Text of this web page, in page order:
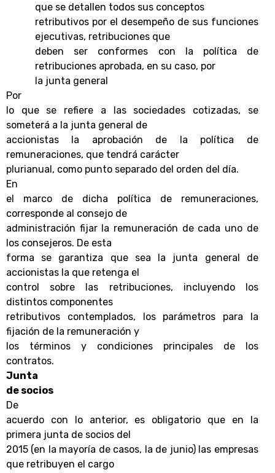
que se detallen todos sus conceptos
retributivos por el desempeño de sus funciones
ejecutivas, retribuciones que
deben ser conformes con la política de
retribuciones aprobada, en su caso, por
la junta general
Por
lo que se refiere a las sociedades cotizadas, se
someterá a la junta general de
accionistas la aprobación de la política de
remuneraciones, que tendrá carácter
plurianual, como punto separado del orden del día.
En
el marco de dicha política de remuneraciones,
corresponde al consejo de
administración fijar la remuneración de cada uno de
los consejeros. De esta
forma se garantiza que sea la junta general de
accionistas la que retenga el
control sobre las retribuciones, incluyendo los
distintos componentes
retributivos contemplados, los parámetros para la
fijación de la remuneración y
los términos y condiciones principales de los
contratos.
Junta
de socios
De
acuerdo con lo anterior, es obligatorio que en la
primera junta de socios del
2015 (en la mayoría de casos, la de junio) las empresas
que retribuyen el cargo